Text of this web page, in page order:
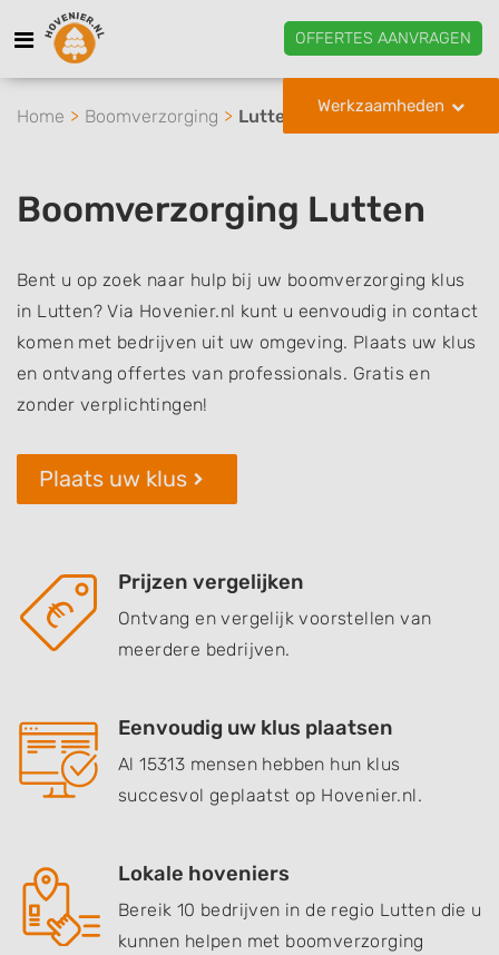
OFFERTES AANVRAGEN
Werkzaamheden
Home Boomverzorging Lutten
Boomverzorging Lutten
Bent u op zoek naar hulp bij uw boomverzorging klus
in Lutten? Via Hovenier.nl kunt u eenvoudig in contact
komen met bedrijven uit uw omgeving. Plaats uw klus
en ontvang offertes van professionals. Gratis en
zonder verplichtingen!
Plaats uw klus
Prijzen vergelijken
Ontvang en vergelijk voorstellen van
meerdere bedrijven.
Eenvoudig uw klus plaatsen
Al 15313 mensen hebben hun klus
succesvol geplaatst op Hovenier.nl.
Lokale hoveniers
Bereik 10 bedrijven in de regio Lutten die u
kunnen helpen met boomverzorging